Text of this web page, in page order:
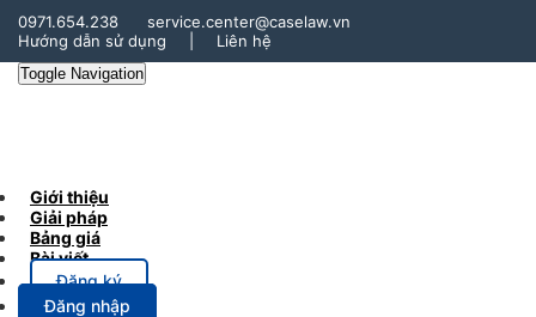
0971.654.238
service.center@caselaw.vn
Hướng dẫn sử dụng
Liên hệ
Toggle Navigation
Giới thiệu
Giải pháp
Bảng giá
Bài viết
Đăng ký
Đăng nhập